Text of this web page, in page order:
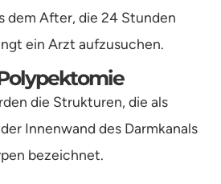
dem After, die 24 Stunden
ein Arzt aufzusuchen.
die Strukturen, die als
Innenwand des Darmkanals
bezeichnet.